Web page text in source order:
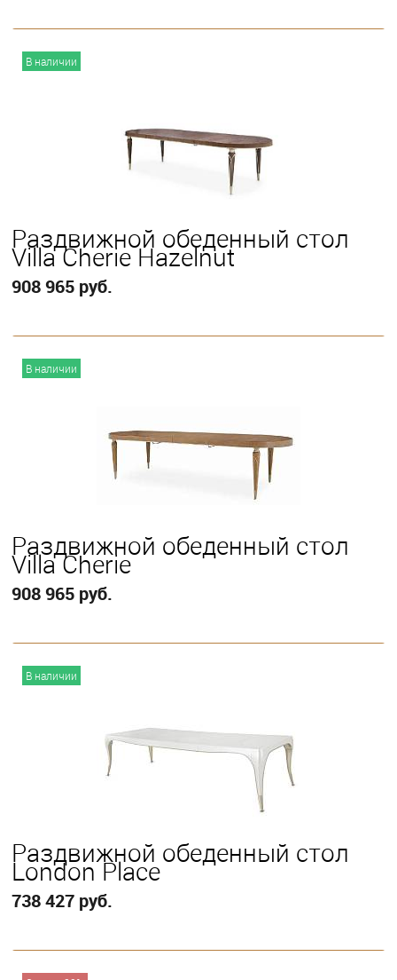
В наличии
Раздвижной обеденный стол
Villa Cherie Hazelnut
908 965 руб.
В наличии
Раздвижной обеденный стол
Villa Cherie
908 965 руб.
В наличии
Раздвижной обеденный стол
London Place
738 427 руб.